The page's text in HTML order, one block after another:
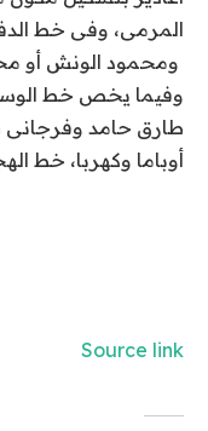
المرمى، وفى خط
ومحمود الونش أو
وفيما يخص خط
طارق حامد
أوباما وكهربا، خط
Source link